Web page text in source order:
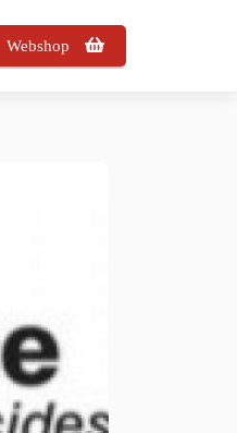
Webshop